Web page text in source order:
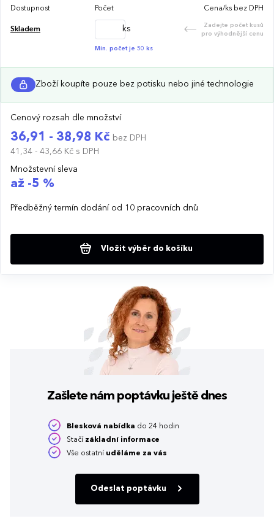
Dostupnost Počet Cena/ks bez DPH
Skladem ks
Zadejte počet kusů
pro výhodnější cenu
Min. počet je 50 ks
Zboží koupíte pouze bez potisku nebo jiné technologie
Cenový rozsah dle množství
36,91 - 38,98 Kč bez DPH
41,34 - 43,66 Kč s DPH
Množstevní sleva
až -5 %
Předběžný termín dodání od 10 pracovních dnů
Vložit výběr do košíku
Zašlete nám poptávku ještě dnes
Blesková nabídka do 24 hodin
Stačí základní informace
Vše ostatní uděláme za vás
Odeslat poptávku